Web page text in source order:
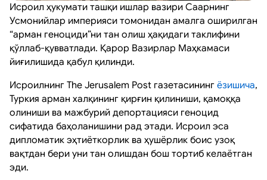
Исроил ҳукумати ташқи ишлар вазири Саарнинг
Усмонийлар империяси томонидан амалга оширилган
“арман геноциди”ни тан олиш ҳақидаги таклифини
қўллаб-қувватлади. Қарор Вазирлар Маҳкамаси
йиғилишида қабул қилинди.
Исроилнинг The Jerusalem Post газетасининг ёзишича,
Туркия арман халқининг қирғин қилиниши, қамоққа
олиниши ва мажбурий депортацияси геноцид
сифатида баҳоланишини рад этади. Исроил эса
дипломатик эҳтиёткорлик ва ҳушёрлик боис узоқ
вақтдан бери уни тан олишдан бош тортиб келаётган
эди.